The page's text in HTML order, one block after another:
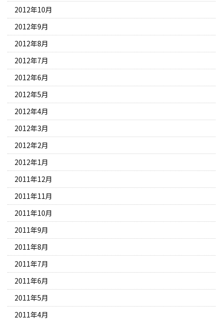
2012年10月
2012年9月
2012年8月
2012年7月
2012年6月
2012年5月
2012年4月
2012年3月
2012年2月
2012年1月
2011年12月
2011年11月
2011年10月
2011年9月
2011年8月
2011年7月
2011年6月
2011年5月
2011年4月